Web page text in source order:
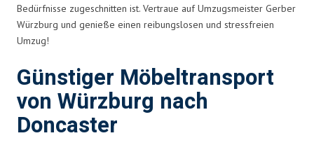
Bedürfnisse zugeschnitten ist. Vertraue auf Umzugsmeister Gerber
Würzburg und genieße einen reibungslosen und stressfreien
Umzug!
Günstiger Möbeltransport
von Würzburg nach
Doncaster